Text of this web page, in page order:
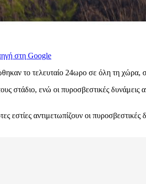
στη Google
το τελευταίο 24ωρο σε όλη τη χώρα,
στάδιο, ενώ οι πυροσβεστικές
εστίες αντιμετωπίζουν οι